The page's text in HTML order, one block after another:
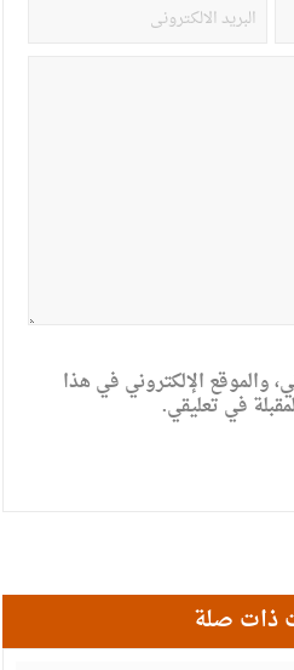
والموقع الإلكتروني في هذا
في تعليقي.
ذات صلة